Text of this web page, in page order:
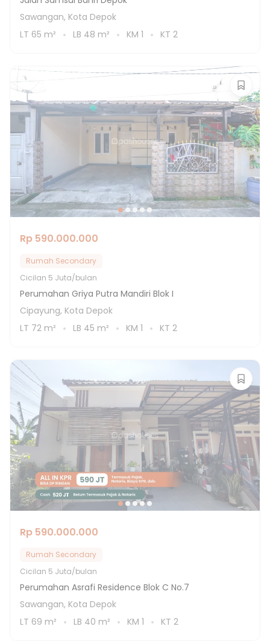
Sawangan, Kota Depok
LT 65 m² LB 48 m² KM 1 KT 2
Rp 590.000.000
Rumah Secondary
Cicilan 5 Juta/bulan
Perumahan Griya Putra Mandiri Blok I
Cipayung, Kota Depok
LT 72 m² LB 45 m² KM 1 KT 2
Rp 590.000.000
Rumah Secondary
Cicilan 5 Juta/bulan
Perumahan Asrafi Residence Blok C No.7
Sawangan, Kota Depok
LT 69 m² LB 40 m² KM 1 KT 2